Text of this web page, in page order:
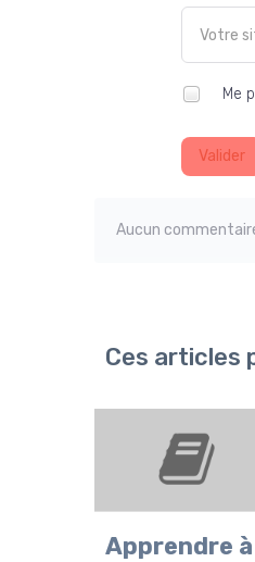
Me
Valider
Aucun
Ces articles
Apprendre